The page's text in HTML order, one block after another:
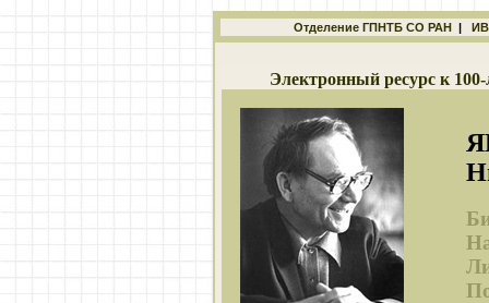
Отделение ГПНТБ СО РАН|
Электронный ресурс к